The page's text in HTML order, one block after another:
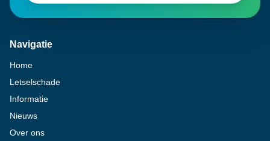
Navigatie
Home
Letselschade
Informatie
Nieuws
Over ons